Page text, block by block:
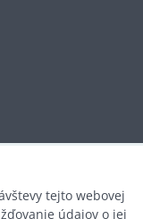
tejto webovej
údajov o jej